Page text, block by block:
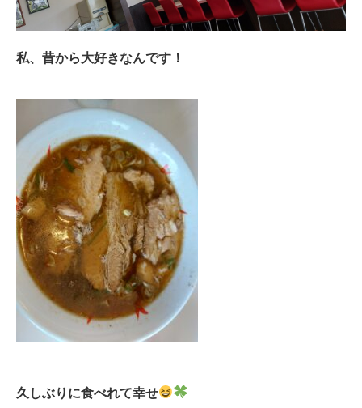
私、昔から大好きなんです！
久しぶりに食べれて幸せ